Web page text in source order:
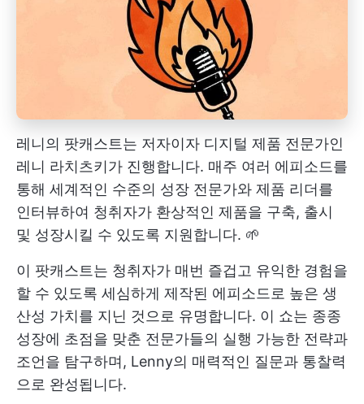
레니의 팟캐스트는 저자이자 디지털 제품 전문가인
레니 라치츠키가 진행합니다. 매주 여러 에피소드를
통해 세계적인 수준의 성장 전문가와 제품 리더를
인터뷰하여 청취자가 환상적인 제품을 구축, 출시
및 성장시킬 수 있도록 지원합니다. 🌱
이 팟캐스트는 청취자가 매번 즐겁고 유익한 경험을
할 수 있도록 세심하게 제작된 에피소드로 높은 생
산성 가치를 지닌 것으로 유명합니다. 이 쇼는 종종
성장에 초점을 맞춘 전문가들의 실행 가능한 전략과
조언을 탐구하며, Lenny의 매력적인 질문과 통찰력
으로 완성됩니다.